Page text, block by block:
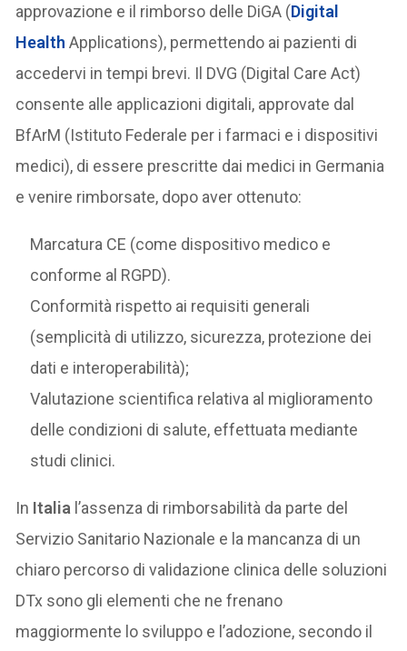
approvazione e il rimborso delle DiGA (Digital
Health Applications), permettendo ai pazienti di
accedervi in tempi brevi. Il DVG (Digital Care Act)
consente alle applicazioni digitali, approvate dal
BfArM (Istituto Federale per i farmaci e i dispositivi
medici), di essere prescritte dai medici in Germania
e venire rimborsate, dopo aver ottenuto:
Marcatura CE (come dispositivo medico e
conforme al RGPD).
Conformità rispetto ai requisiti generali
(semplicità di utilizzo, sicurezza, protezione dei
dati e interoperabilità);
Valutazione scientifica relativa al miglioramento
delle condizioni di salute, effettuata mediante
studi clinici.
In Italia l’assenza di rimborsabilità da parte del
Servizio Sanitario Nazionale e la mancanza di un
chiaro percorso di validazione clinica delle soluzioni
DTx sono gli elementi che ne frenano
maggiormente lo sviluppo e l’adozione, secondo il